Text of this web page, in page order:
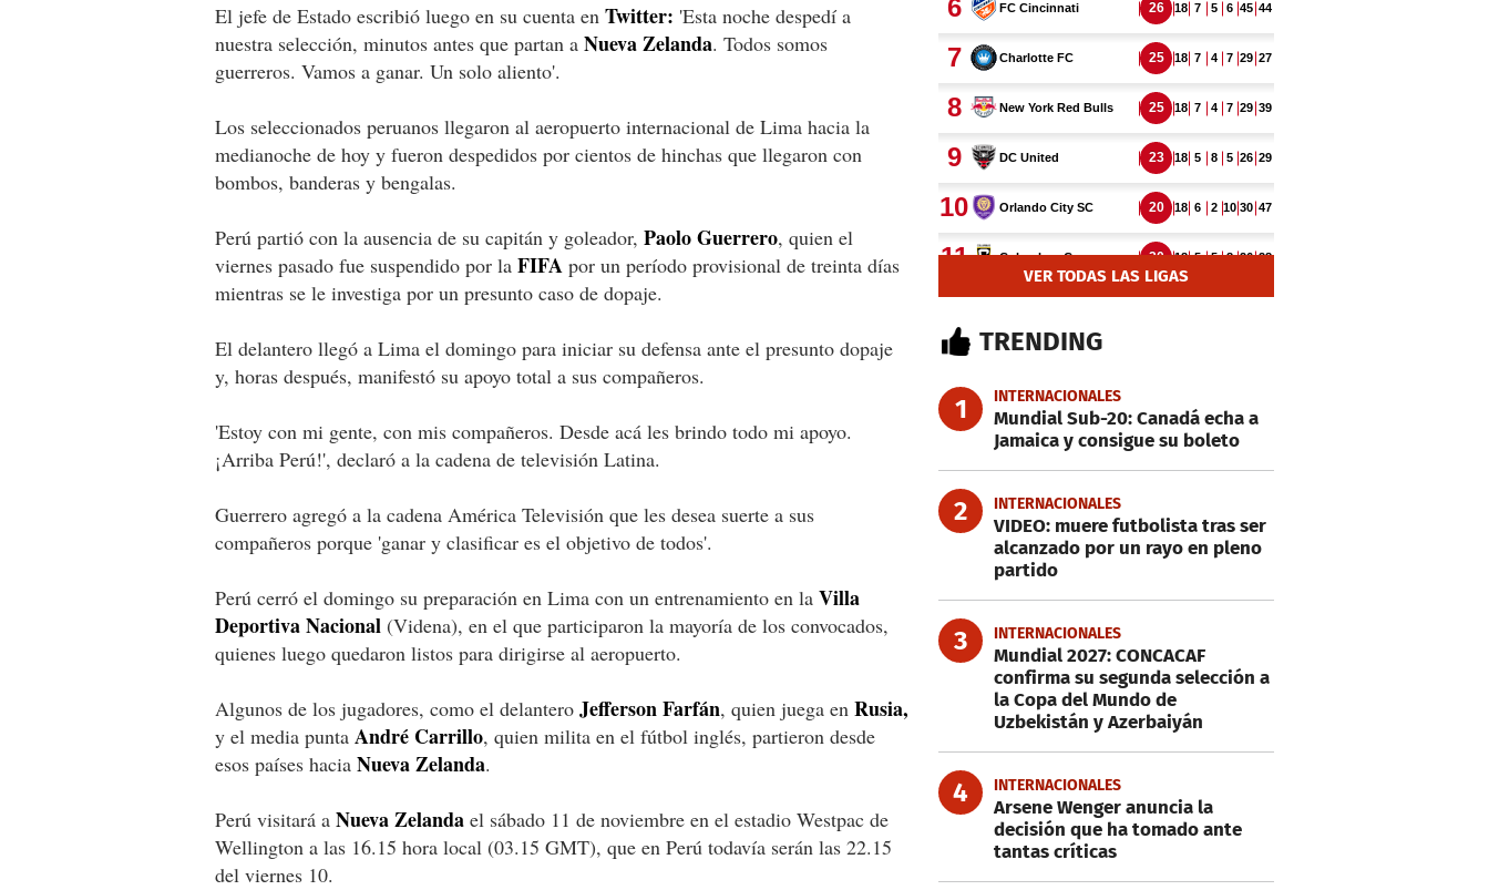
El jefe de Estado escribió luego en su cuenta en Twitter: 'Esta noche despedí a
nuestra selección, minutos antes que partan a Nueva Zelanda. Todos somos
guerreros. Vamos a ganar. Un solo aliento'.
Los seleccionados peruanos llegaron al aeropuerto internacional de Lima hacia la
medianoche de hoy y fueron despedidos por cientos de hinchas que llegaron con
bombos, banderas y bengalas.
Perú partió con la ausencia de su capitán y goleador, Paolo Guerrero, quien el
viernes pasado fue suspendido por la FIFA por un período provisional de treinta días
mientras se le investiga por un presunto caso de dopaje.
El delantero llegó a Lima el domingo para iniciar su defensa ante el presunto dopaje
y, horas después, manifestó su apoyo total a sus compañeros.
'Estoy con mi gente, con mis compañeros. Desde acá les brindo todo mi apoyo.
¡Arriba Perú!', declaró a la cadena de televisión Latina.
Guerrero agregó a la cadena América Televisión que les desea suerte a sus
compañeros porque 'ganar y clasificar es el objetivo de todos'.
Perú cerró el domingo su preparación en Lima con un entrenamiento en la Villa
Deportiva Nacional (Videna), en el que participaron la mayoría de los convocados,
quienes luego quedaron listos para dirigirse al aeropuerto.
Algunos de los jugadores, como el delantero Jefferson Farfán, quien juega en Rusia,
y el media punta André Carrillo, quien milita en el fútbol inglés, partieron desde
esos países hacia Nueva Zelanda.
Perú visitará a Nueva Zelanda el sábado 11 de noviembre en el estadio Westpac de
Wellington a las 16.15 hora local (03.15 GMT), que en Perú todavía serán las 22.15
del viernes 10.
VER TODAS LAS LIGAS
TRENDING
1 INTERNACIONALES
Mundial Sub-20: Canadá echa a
Jamaica y consigue su boleto
2 INTERNACIONALES
VIDEO: muere futbolista tras ser
alcanzado por un rayo en pleno
partido
3 INTERNACIONALES
Mundial 2027: CONCACAF
confirma su segunda selección a
la Copa del Mundo de
Uzbekistán y Azerbaiyán
4 INTERNACIONALES
Arsene Wenger anuncia la
decisión que ha tomado ante
tantas críticas